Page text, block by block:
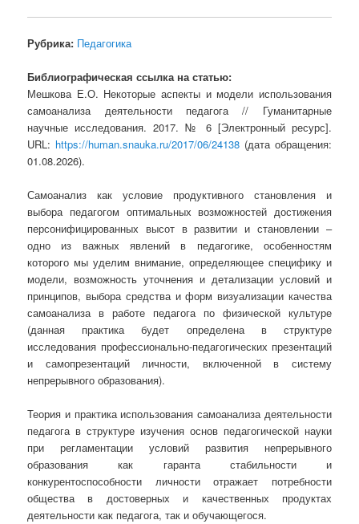
Рубрика: Педагогика
Библиографическая ссылка на статью:
Мешкова Е.О. Некоторые аспекты и модели использования
самоанализа деятельности педагога // Гуманитарные
научные исследования. 2017. № 6 [Электронный ресурс].
URL: https://human.snauka.ru/2017/06/24138 (дата обращения:
01.08.2026).
Самоанализ как условие продуктивного становления и
выбора педагогом оптимальных возможностей достижения
персонифицированных высот в развитии и становлении –
одно из важных явлений в педагогике, особенностям
которого мы уделим внимание, определяющее специфику и
модели, возможность уточнения и детализации условий и
принципов, выбора средства и форм визуализации качества
самоанализа в работе педагога по физической культуре
(данная практика будет определена в структуре
исследования профессионально-педагогических презентаций
и самопрезентаций личности, включенной в систему
непрерывного образования).
Теория и практика использования самоанализа деятельности
педагога в структуре изучения основ педагогической науки
при регламентации условий развития непрерывного
образования как гаранта стабильности и
конкурентоспособности личности отражает потребности
общества в достоверных и качественных продуктах
деятельности как педагога, так и обучающегося.